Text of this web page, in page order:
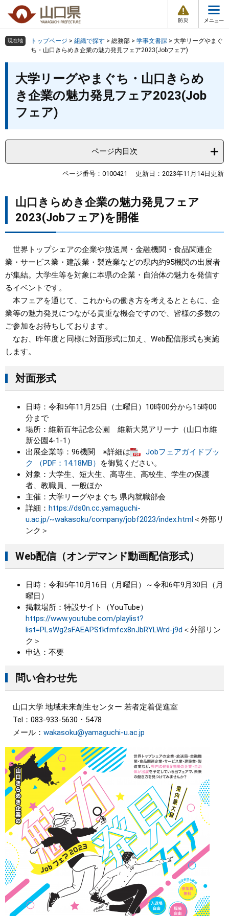
の
頭
ー
飛
へ
情
報
メ
ュ
組織で探す
トップページ
くらし・環境
教育・文化・スポーツ
しごと・産業・観光
まちづくり
県政情報
検索の仕方 組織で探す サイトマップで探す
現在地 トップページ > 組織で探す > 総務部 > 学事文書課 > 大学リーグやまぐ
ち・山口きらめき企業の魅力発見フェア2023(Jobフェア)
大学リーグやまぐち・山口きらめ
き企業の魅力発見フェア2023(Job
フェア)
ページ内目次
ページ番号：0100421 更新日：2023年11月14日更新
山口きらめき企業の魅力発見フェア
2023(Jobフェア)を開催
世界トップシェアの企業や放送局・金融機関・食品関連企
業・サービス業・建設業・製造業などの県内約95機関の出展者
が集結。大学生等を対象に本県の企業・自治体の魅力を発信す
るイベントです。
本フェアを通じて、これからの働き方を考えるとともに、企
業等の魅力発見につながる貴重な機会ですので、皆様の多数の
ご参加をお待ちしております。
なお、昨年度と同様に対面形式に加え、Web配信形式も実施
します。
対面形式
日時：令和5年11月25日（土曜日）10時00分から15時00
分まで
場所：維新百年記念公園 維新大晃アリーナ（山口市維
新公園4-1-1）
出展企業等：96機関 ※詳細は
Jobフェアガイドブッ
ク （PDF：14.18MB）
を御覧ください。
対象：大学生、短大生、高専生、高校生、学生の保護
者、教職員、一般ほか
主催：大学リーグやまぐち 県内就職部会
詳細： https://ds0n.cc.yamaguchi-
u.ac.jp/~wakasoku/company/jobf2023/index.html ＜外部リ
ンク＞
Web配信（オンデマンド動画配信形式）
日時：令和5年10月16日（月曜日）～令和6年9月30日（月
曜日）
掲載場所：特設サイト（YouTube）
https://www.youtube.com/playlist?
list=PLsWg2sFAEAPSfkfmfcx8nJbRYLWrd-j9d ＜外部リン
ク＞
申込：不要
問い合わせ先
山口大学 地域未来創生センター 若者定着促進室
Tel：083-933-5630・5478
メール： wakasoku@yamaguchi-u.ac.jp